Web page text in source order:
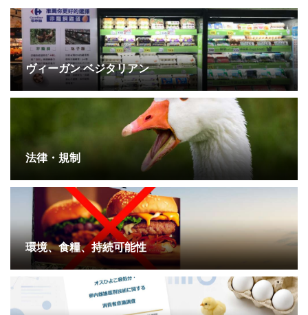
ヴィーガン ベジタリアン
法律・規制
環境、食糧、持続可能性